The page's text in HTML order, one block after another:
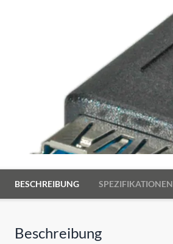
BESCHREIBUNG SPEZIFIKATIONEN
Beschreibung